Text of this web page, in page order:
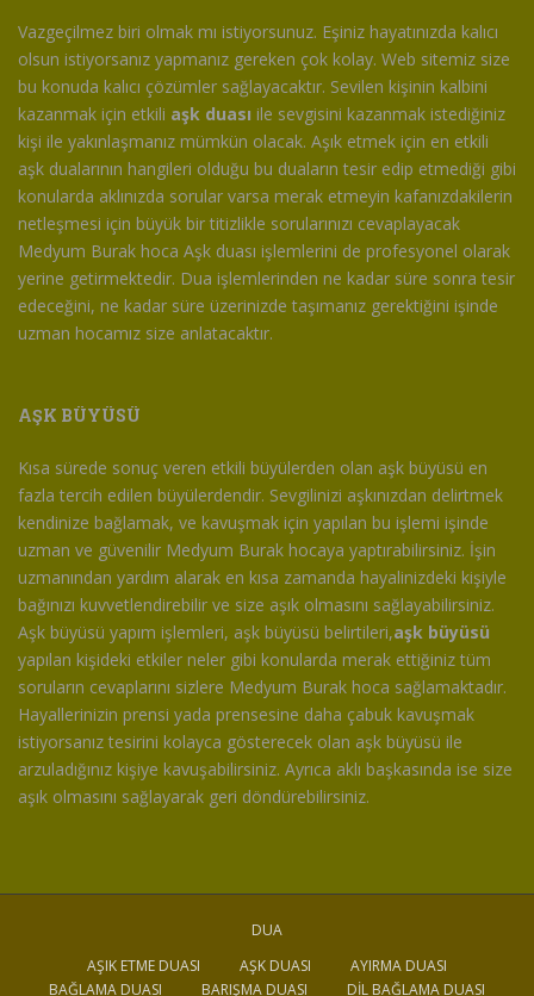
Vazgeçilmez biri olmak mı istiyorsunuz. Eşiniz hayatınızda kalıcı
olsun istiyorsanız yapmanız gereken çok kolay. Web sitemiz size
bu konuda kalıcı çözümler sağlayacaktır. Sevilen kişinin kalbini
kazanmak için etkili aşk duası ile sevgisini kazanmak istediğiniz
kişi ile yakınlaşmanız mümkün olacak. Aşık etmek için en etkili
aşk dualarının hangileri olduğu bu duaların tesir edip etmediği gibi
konularda aklınızda sorular varsa merak etmeyin kafanızdakilerin
netleşmesi için büyük bir titizlikle sorularınızı cevaplayacak
Medyum Burak hoca Aşk duası işlemlerini de profesyonel olarak
yerine getirmektedir. Dua işlemlerinden ne kadar süre sonra tesir
edeceğini, ne kadar süre üzerinizde taşımanız gerektiğini işinde
uzman hocamız size anlatacaktır.
AŞK BÜYÜSÜ
Kısa sürede sonuç veren etkili büyülerden olan aşk büyüsü en
fazla tercih edilen büyülerdendir. Sevgilinizi aşkınızdan delirtmek
kendinize bağlamak, ve kavuşmak için yapılan bu işlemi işinde
uzman ve güvenilir Medyum Burak hocaya yaptırabilirsiniz. İşin
uzmanından yardım alarak en kısa zamanda hayalinizdeki kişiyle
bağınızı kuvvetlendirebilir ve size aşık olmasını sağlayabilirsiniz.
Aşk büyüsü yapım işlemleri, aşk büyüsü belirtileri,aşk büyüsü
yapılan kişideki etkiler neler gibi konularda merak ettiğiniz tüm
soruların cevaplarını sizlere Medyum Burak hoca sağlamaktadır.
Hayallerinizin prensi yada prensesine daha çabuk kavuşmak
istiyorsanız tesirini kolayca gösterecek olan aşk büyüsü ile
arzuladığınız kişiye kavuşabilirsiniz. Ayrıca aklı başkasında ise size
aşık olmasını sağlayarak geri döndürebilirsiniz.
DUA
AŞIK ETME DUASI
AŞK DUASI
AYIRMA DUASI
BAĞLAMA DUASI
BARIŞMA DUASI DIL BAĞLAMA DUASI